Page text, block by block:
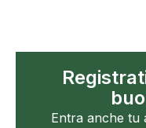
Entra anche tu